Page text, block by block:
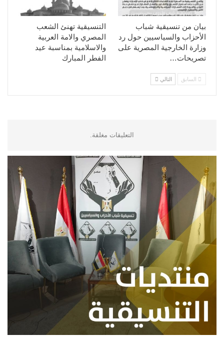
التنسيقية تهنئ الشعب
المصري والامة العربية
والاسلامية بمناسبة عيد
الفطر المبارك
بيان من تنسيقية شباب
الأحزاب والسياسيين حول رد
وزارة الخارجية المصرية على
تصريحات…
السابق التالي
التعليقات مغلقة.